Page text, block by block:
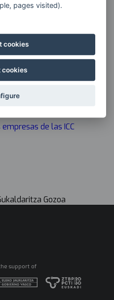
y Cocina Dulce
de las ICC
Gozoa
support of
pages visited).
cookies
cookies